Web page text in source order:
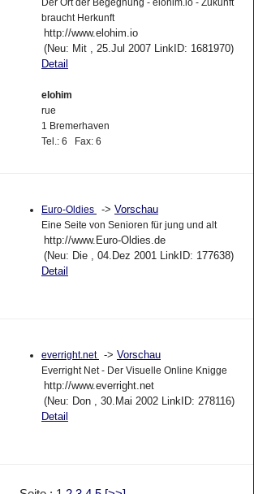
Der Ort der Begegnung - elohim.io - Zukunft
braucht Herkunft
http://www.elohim.io
(Neu: Mit , 25.Jul 2007 LinkID: 1681970)
Detail
elohim
rue
1 Bremerhaven
Tel.: 6 Fax: 6
Euro-Oldies -> Vorschau
Eine Seite von Senioren für jung und alt
http://www.Euro-Oldies.de
(Neu: Die , 04.Dez 2001 LinkID: 177638)
Detail
everright.net -> Vorschau
Everright Net - Der Visuelle Online Knigge
http://www.everright.net
(Neu: Don , 30.Mai 2002 LinkID: 278116)
Detail